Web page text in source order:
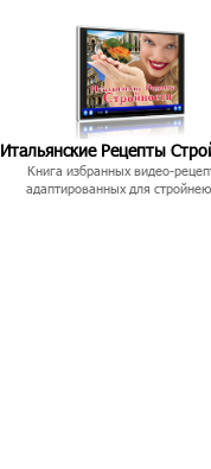
Итальянские Рецепты
Книга избранных видео-
адаптированных для